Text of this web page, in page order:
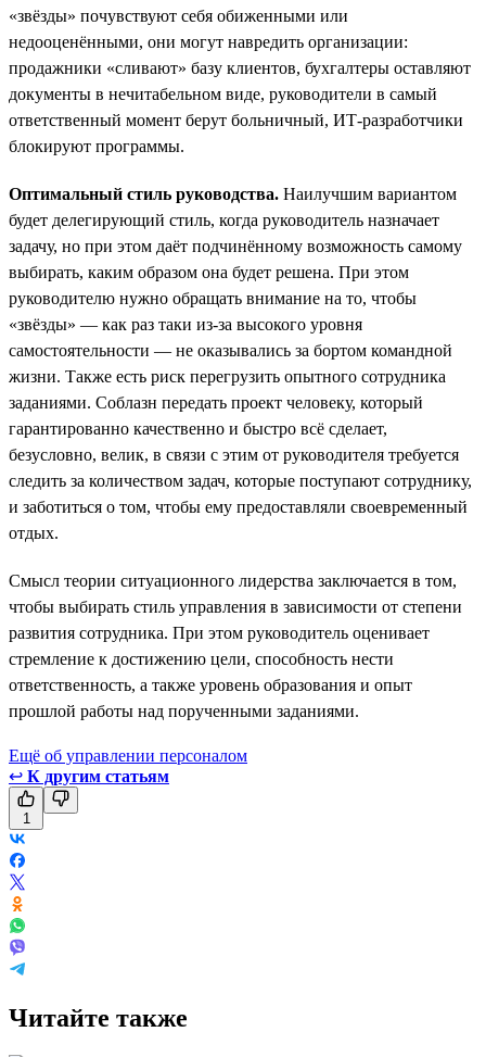
«звёзды» почувствуют себя обиженными или
недооценёнными, они могут навредить организации:
продажники «сливают» базу клиентов, бухгалтеры оставляют
документы в нечитабельном виде, руководители в самый
ответственный момент берут больничный, ИТ-разработчики
блокируют программы.
Оптимальный стиль руководства. Наилучшим вариантом
будет делегирующий стиль, когда руководитель назначает
задачу, но при этом даёт подчинённому возможность самому
выбирать, каким образом она будет решена. При этом
руководителю нужно обращать внимание на то, чтобы
«звёзды» — как раз таки из-за высокого уровня
самостоятельности — не оказывались за бортом командной
жизни. Также есть риск перегрузить опытного сотрудника
заданиями. Соблазн передать проект человеку, который
гарантированно качественно и быстро всё сделает,
безусловно, велик, в связи с этим от руководителя требуется
следить за количеством задач, которые поступают сотруднику,
и заботиться о том, чтобы ему предоставляли своевременный
отдых.
Смысл теории ситуационного лидерства заключается в том,
чтобы выбирать стиль управления в зависимости от степени
развития сотрудника. При этом руководитель оценивает
стремление к достижению цели, способность нести
ответственность, а также уровень образования и опыт
прошлой работы над порученными заданиями.
Ещё об управлении персоналом
↩ К другим статьям
1
Читайте также